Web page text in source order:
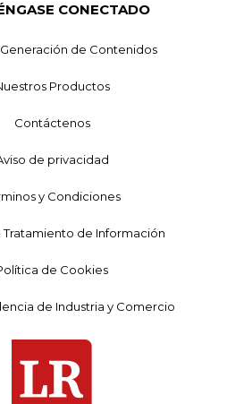
CONECTADO
de Contenidos
Productos
Contáctenos
de privacidad
y Condiciones
Tratamiento de Información
de Cookies
de Industria y Comercio